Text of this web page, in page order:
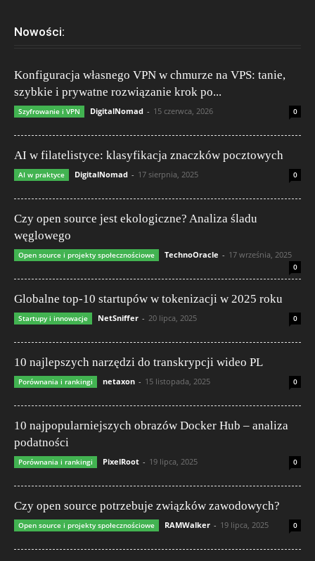
Nowości:
Konfiguracja własnego VPN w chmurze na VPS: tanie,
szybkie i prywatne rozwiązanie krok po...
Szyfrowanie i VPN DigitalNomad - 15 czerwca, 2026 0
AI w filatelistyce: klasyfikacja znaczków pocztowych
AI w praktyce DigitalNomad - 17 sierpnia, 2025 0
Czy open source jest ekologiczne? Analiza śladu
węglowego
Open source i projekty społecznościowe TechnoOracle - 17 września, 2025
0
Globalne top-10 startupów w tokenizacji w 2025 roku
Startupy i innowacje NetSniffer - 20 lipca, 2025 0
10 najlepszych narzędzi do transkrypcji wideo PL
Porównania i rankingi netaxon - 15 listopada, 2025 0
10 najpopularniejszych obrazów Docker Hub – analiza
podatności
Porównania i rankingi PixelRoot - 19 lipca, 2025 0
Czy open source potrzebuje związków zawodowych?
Open source i projekty społecznościowe RAMWalker - 19 lipca, 2025 0